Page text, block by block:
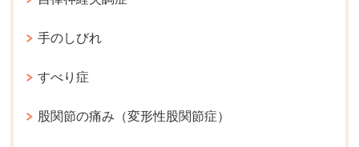
手のしびれ
すべり症
股関節の痛み（変形性股関節症）